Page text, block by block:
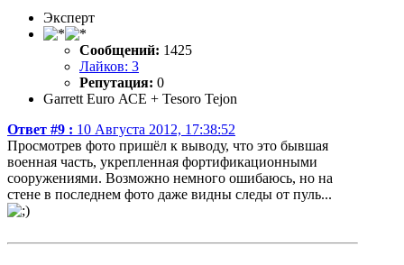
Эксперт
Сообщений: 1425
Лайков: 3
Репутация: 0
Garrett Еuro АСЕ + Tesoro Tejon
Ответ #9 : 10 Августа 2012, 17:38:52
Просмотрев фото пришёл к выводу, что это бывшая
военная часть, укрепленная фортификационными
сооружениями. Возможно немного ошибаюсь, но на
стене в последнем фото даже видны следы от пуль...